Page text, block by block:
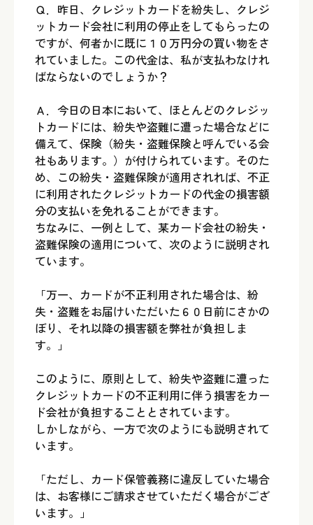
Ｑ．昨日、クレジットカードを紛失し、クレジ
ットカード会社に利用の停止をしてもらったの
ですが、何者かに既に１０万円分の買い物をさ
れていました。この代金は、私が支払わなけれ
ばならないのでしょうか？
Ａ．今日の日本において、ほとんどのクレジッ
トカードには、紛失や盗難に遭った場合などに
備えて、保険（紛失・盗難保険と呼んでいる会
社もあります。）が付けられています。そのた
め、この紛失・盗難保険が適用されれば、不正
に利用されたクレジットカードの代金の損害額
分の支払いを免れることができます。
ちなみに、一例として、某カード会社の紛失・
盗難保険の適用について、次のように説明され
ています。
「万一、カードが不正利用された場合は、紛
失・盗難をお届けいただいた６０日前にさかの
ぼり、それ以降の損害額を弊社が負担しま
す。」
このように、原則として、紛失や盗難に遭った
クレジットカードの不正利用に伴う損害をカー
ド会社が負担することとされています。
しかしながら、一方で次のようにも説明されて
います。
「ただし、カード保管義務に違反していた場合
は、お客様にご請求させていただく場合がござ
います。」